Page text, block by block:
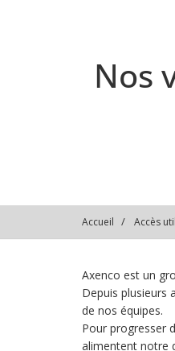
Nos
Accueil Accès
Axenco est un
Depuis plusieurs
de nos équipes.
Pour progresser
alimentent notre